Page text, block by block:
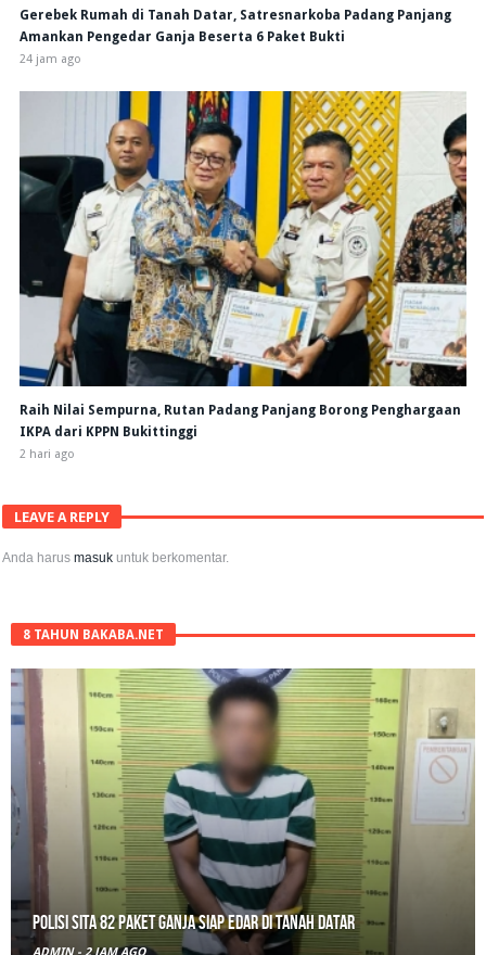
Gerebek Rumah di Tanah Datar, Satresnarkoba Padang Panjang
Amankan Pengedar Ganja Beserta 6 Paket Bukti
24 jam ago
Raih Nilai Sempurna, Rutan Padang Panjang Borong Penghargaan
IKPA dari KPPN Bukittinggi
2 hari ago
LEAVE A REPLY
Anda harusmasuk untuk berkomentar.
8 TAHUN BAKABA.NET
Polisi Sita 82 Paket Ganja Siap Edar di Tanah Datar